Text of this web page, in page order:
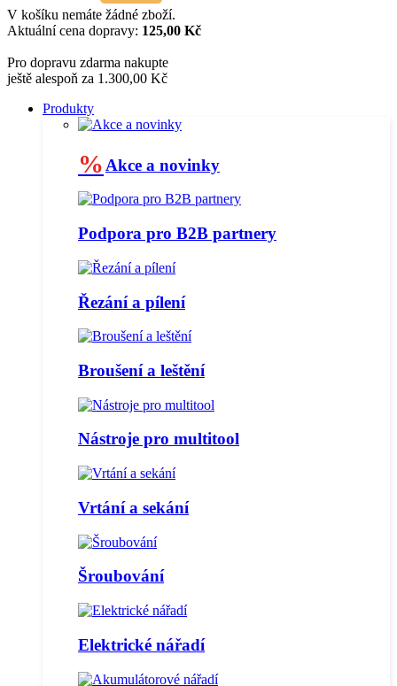
V košíku nemáte žádné zboží.
Aktuální cena dopravy: 125,00 Kč
Pro dopravu zdarma nakupte
ještě alespoň za 1.300,00 Kč
Produkty
% Akce a novinky
Podpora pro B2B partnery
Řezání a pílení
Broušení a leštění
Nástroje pro multitool
Vrtání a sekání
Šroubování
Elektrické nářadí